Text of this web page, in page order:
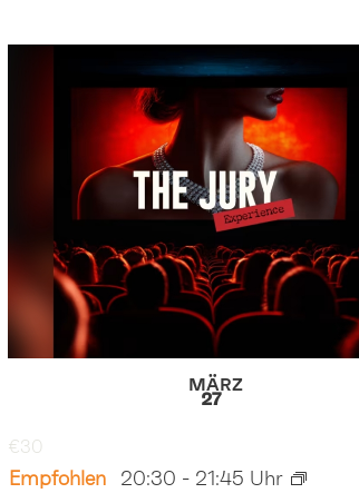
MÄRZ
27
Empfohlen 20:30 - 21:45
€30